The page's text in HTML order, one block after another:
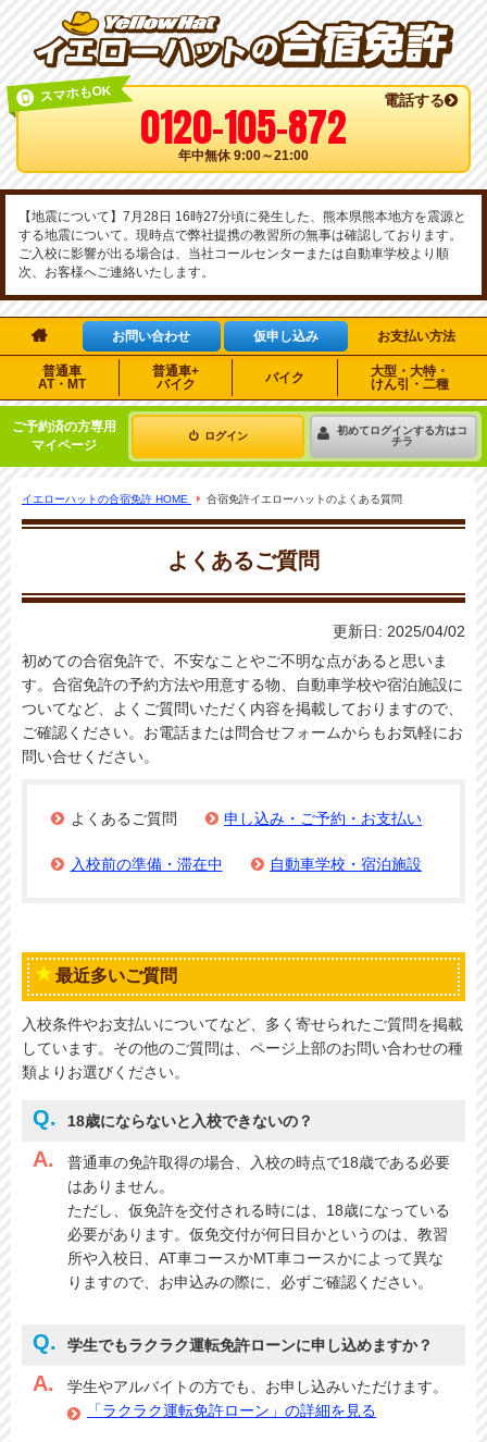
スマホもOK 電話する
0120-105-872
年中無休 9:00～21:00
【地震について】7月28日 16時27分頃に発生した、熊本県熊本地方を震源と
する地震について。現時点で弊社提携の教習所の無事は確認しております。
ご入校に影響が出る場合は、当社コールセンターまたは自動車学校より順
次、お客様へご連絡いたします。
 お問い合わせ 仮申し込み お支払い方法
普通車
AT・MT
普通車+
バイク
バイク
大型・大特・
けん引・二種
ご予約済の方専用
マイページ
ログイン
初めてログインする方はコ
チラ
イエローハットの合宿免許 HOME 合宿免許イエローハットのよくある質問
よくあるご質問
更新日: 2025/04/02
初めての合宿免許で、不安なことやご不明な点があると思いま
す。合宿免許の予約方法や用意する物、自動車学校や宿泊施設に
ついてなど、よくご質問いただく内容を掲載しておりますので、
ご確認ください。お電話または問合せフォームからもお気軽にお
問い合せください。
よくあるご質問 申し込み・ご予約・お支払い
入校前の準備・滞在中 自動車学校・宿泊施設
最近多いご質問
入校条件やお支払いについてなど、多く寄せられたご質問を掲載
しています。その他のご質問は、ページ上部のお問い合わせの種
類よりお選びください。
18歳にならないと入校できないの？
普通車の免許取得の場合、入校の時点で18歳である必要
はありません。
ただし、仮免許を交付される時には、18歳になっている
必要があります。仮免交付が何日目かというのは、教習
所や入校日、AT車コースかMT車コースかによって異な
りますので、お申込みの際に、必ずご確認ください。
学生でもラクラク運転免許ローンに申し込めますか？
学生やアルバイトの方でも、お申し込みいただけます。
「ラクラク運転免許ローン」の詳細を見る